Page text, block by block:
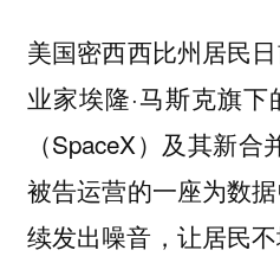
美国密西西比州居民
业家埃隆·马斯克旗
（SpaceX）及其新
被告运营的一座为数
续发出噪音，让居民